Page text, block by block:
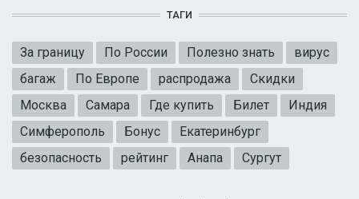
ТАГИ
За границу По России Полезно знать
вирус
багаж
По Европе распродажа
Скидки
Москва
Самара Где купить Билет
Индия
Симферополь
Бонус
Екатеринбург
безопасность
рейтинг Анапа Сургут